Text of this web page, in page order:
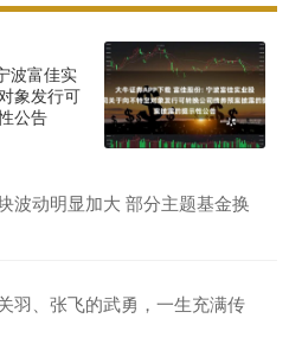
波富佳实
象发行可
公告
波动明显加大 部分主题基金换
羽、张飞的武勇，一生充满传